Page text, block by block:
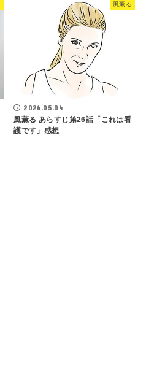
風薫る
2026.05.04
風薫る あらすじ第26話「これは看
護です」感想